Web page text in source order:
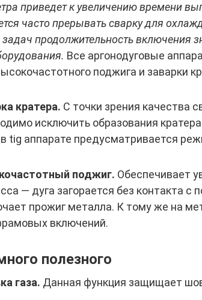
приведет к увеличению времени
часто прерывать сварку для
продолжительность включения
Все аргонодуговые
поджига и заварки
кратера. С точки зрения качества
исключить образования
в tig аппарате предусматривается
поджиг. Обеспечивает
— дуга загорается без контакта с
прожиг металла. К тому же на
включений.
полезного
газа. Данная функция защищает